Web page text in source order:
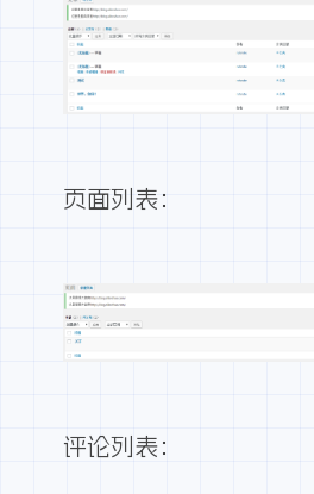
页面列表：
评论列表：